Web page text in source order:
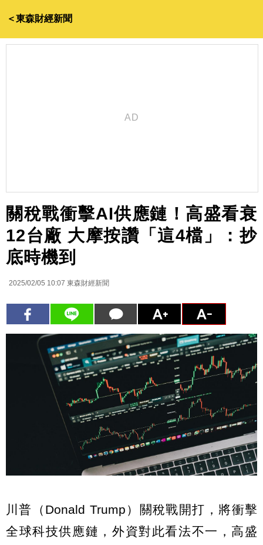
＜東森財經新聞
關稅戰衝擊AI供應鏈！高盛看衰
12台廠 大摩按讚「這4檔」：抄
底時機到
2025/02/05 10:07 東森財經新聞
川普（Donald Trump）關稅戰開打，將衝擊
全球科技供應鏈，外資對此看法不一，高盛